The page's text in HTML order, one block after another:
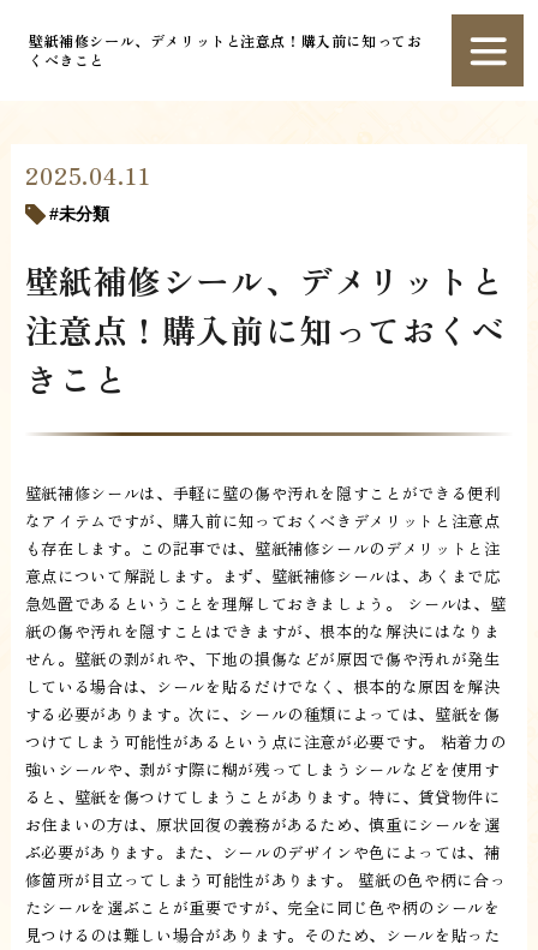
壁紙補修シール、デメリットと注意点！購入前に知ってお
くべきこと
2025.04.11
未分類
壁紙補修シール、デメリットと
注意点！購入前に知っておくべ
きこと
壁紙補修シールは、手軽に壁の傷や汚れを隠すことができる便利
なアイテムですが、購入前に知っておくべきデメリットと注意点
も存在します。この記事では、壁紙補修シールのデメリットと注
意点について解説します。まず、壁紙補修シールは、あくまで応
急処置であるということを理解しておきましょう。 シールは、壁
紙の傷や汚れを隠すことはできますが、根本的な解決にはなりま
せん。壁紙の剥がれや、下地の損傷などが原因で傷や汚れが発生
している場合は、シールを貼るだけでなく、根本的な原因を解決
する必要があります。次に、シールの種類によっては、壁紙を傷
つけてしまう可能性があるという点に注意が必要です。 粘着力の
強いシールや、剥がす際に糊が残ってしまうシールなどを使用す
ると、壁紙を傷つけてしまうことがあります。特に、賃貸物件に
お住まいの方は、原状回復の義務があるため、慎重にシールを選
ぶ必要があります。また、シールのデザインや色によっては、補
修箇所が目立ってしまう可能性があります。 壁紙の色や柄に合っ
たシールを選ぶことが重要ですが、完全に同じ色や柄のシールを
見つけるのは難しい場合があります。そのため、シールを貼った